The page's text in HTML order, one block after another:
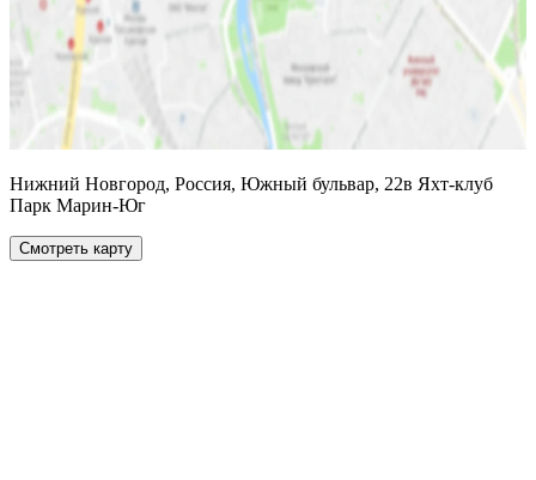
Нижний Новгород, Россия, Южный бульвар, 22в Яхт-клуб
Парк Марин-Юг
Смотреть карту